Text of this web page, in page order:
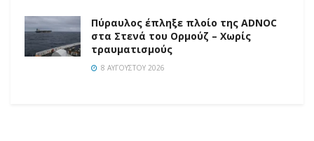
Πύραυλος έπληξε πλοίο της ADNOC
στα Στενά του Ορμούζ – Χωρίς
τραυματισμούς
8 ΑΥΓΟΎΣΤΟΥ 2026